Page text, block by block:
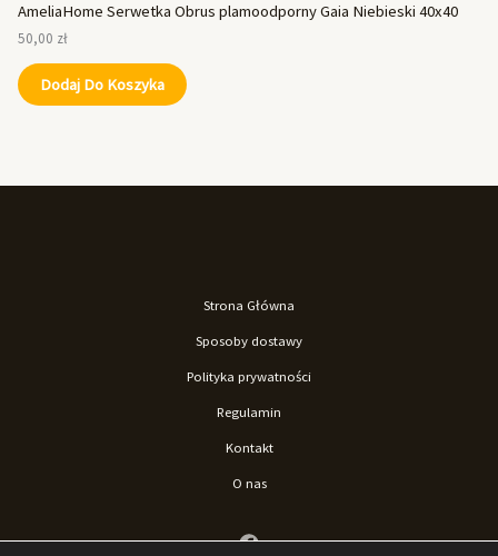
AmeliaHome Serwetka Obrus plamoodporny Gaia Niebieski 40x40
50,00 zł
Dodaj Do Koszyka
Strona Główna
Sposoby dostawy
Polityka prywatności
Regulamin
Kontakt
O nas